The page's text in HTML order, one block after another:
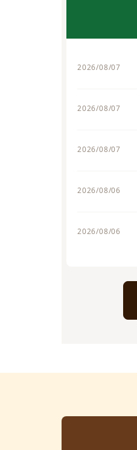
2026/08/07
2026/08/07
2026/08/07
2026/08/06
2026/08/06